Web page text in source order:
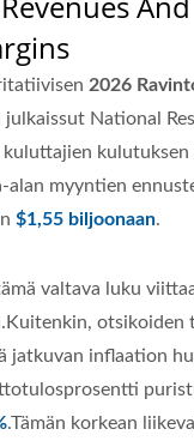
2026
julkaissut National
kulutuksen
alan myyntien
$1,55 biljoonaan.
valtava luku
otsikoiden
jatkuvan inflaation
.Tämän korkean